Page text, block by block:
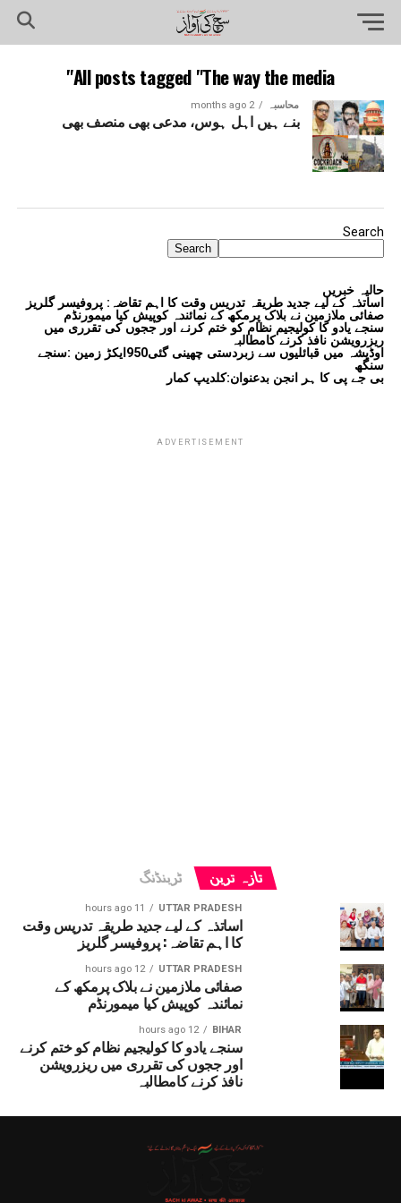
All posts tagged "The way the media"
محاسبہ 2 months ago
بنے ہیں اہل ہوس، مدعی بھی منصف بھی
Search
Search
حالیہ خبریں
اساتذہ کے لیے جدید طریقہ تدریس وقت کا اہم تقاضہ: پروفیسر گلریز
صفائی ملازمین نے بلاک پرمکھ کے نمائندہ کوپیش کیا میمورنڈم
سنجے یادو کا کولیجیم نظام کو ختم کرنے اور ججوں کی تقرری میں
ریزرویشن نافذ کرنے کامطالبہ
اوڈیشہ میں قبائلیوں سے زبردستی چھینی گئی950ایکڑ زمین :سنجے
سنگھ
بی جے پی کا ہر انجن بدعنوان:کلدیپ کمار
ADVERTISEMENT
تازہ ترین ٹرینڈنگ
UTTAR PRADESH
11 hours ago
اساتذہ کے لیے جدید طریقہ تدریس وقت
کا اہم تقاضہ: پروفیسر گلریز
UTTAR PRADESH
12 hours ago
صفائی ملازمین نے بلاک پرمکھ کے
نمائندہ کوپیش کیا میمورنڈم
BIHAR
12 hours ago
سنجے یادو کا کولیجیم نظام کو ختم کرنے
اور ججوں کی تقرری میں ریزرویشن
نافذ کرنے کامطالبہ